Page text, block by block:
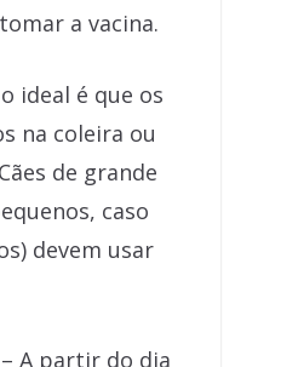
a vacina.
ideal é que os
na coleira ou
de grande
caso
devem usar
A partir do dia